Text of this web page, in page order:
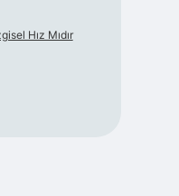
Hız Mıdır